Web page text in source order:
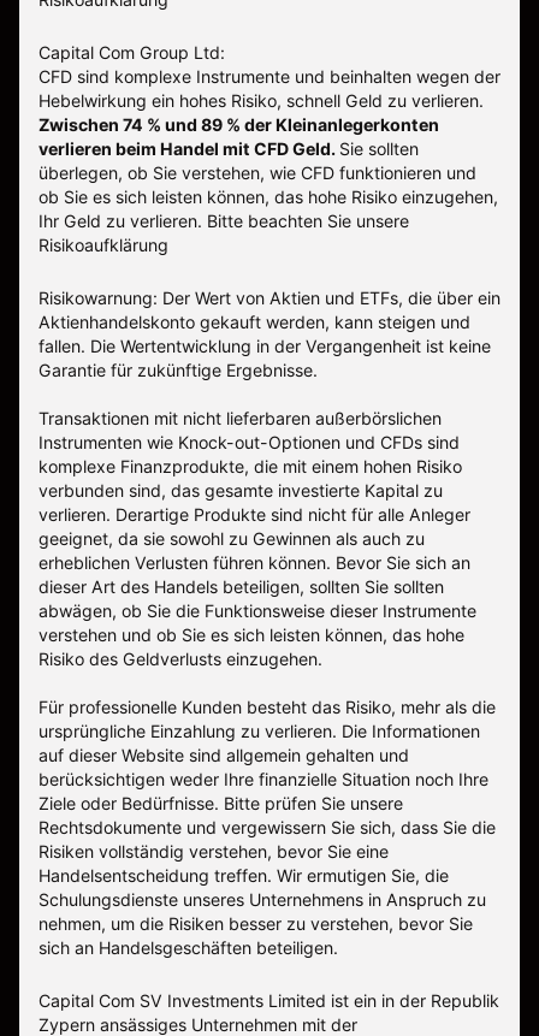
Capital Com Group Ltd:
CFD sind komplexe Instrumente und beinhalten wegen der
Hebelwirkung ein hohes Risiko, schnell Geld zu verlieren.
Zwischen 74 % und 89 % der Kleinanlegerkonten
verlieren beim Handel mit CFD Geld. Sie sollten
überlegen, ob Sie verstehen, wie CFD funktionieren und
ob Sie es sich leisten können, das hohe Risiko einzugehen,
Ihr Geld zu verlieren. Bitte beachten Sie unsere
Risikoaufklärung
Risikowarnung: Der Wert von Aktien und ETFs, die über ein
Aktienhandelskonto gekauft werden, kann steigen und
fallen. Die Wertentwicklung in der Vergangenheit ist keine
Garantie für zukünftige Ergebnisse.
Transaktionen mit nicht lieferbaren außerbörslichen
Instrumenten wie Knock-out-Optionen und CFDs sind
komplexe Finanzprodukte, die mit einem hohen Risiko
verbunden sind, das gesamte investierte Kapital zu
verlieren. Derartige Produkte sind nicht für alle Anleger
geeignet, da sie sowohl zu Gewinnen als auch zu
erheblichen Verlusten führen können. Bevor Sie sich an
dieser Art des Handels beteiligen, sollten Sie sollten
abwägen, ob Sie die Funktionsweise dieser Instrumente
verstehen und ob Sie es sich leisten können, das hohe
Risiko des Geldverlusts einzugehen.
Für professionelle Kunden besteht das Risiko, mehr als die
ursprüngliche Einzahlung zu verlieren. Die Informationen
auf dieser Website sind allgemein gehalten und
berücksichtigen weder Ihre finanzielle Situation noch Ihre
Ziele oder Bedürfnisse. Bitte prüfen Sie unsere
Rechtsdokumente und vergewissern Sie sich, dass Sie die
Risiken vollständig verstehen, bevor Sie eine
Handelsentscheidung treffen. Wir ermutigen Sie, die
Schulungsdienste unseres Unternehmens in Anspruch zu
nehmen, um die Risiken besser zu verstehen, bevor Sie
sich an Handelsgeschäften beteiligen.
Capital Com SV Investments Limited ist ein in der Republik
Zypern ansässiges Unternehmen mit der